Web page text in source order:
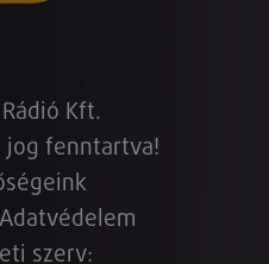
Kft.
jog fenntartva!
Adatvédelem
szerv: